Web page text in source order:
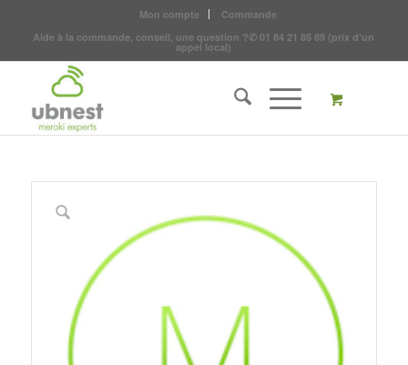
Mon compte
Commande
Aide à la commande, conseil, une question ?✆ 01 84 21 85 89 (prix d'un
appel local)